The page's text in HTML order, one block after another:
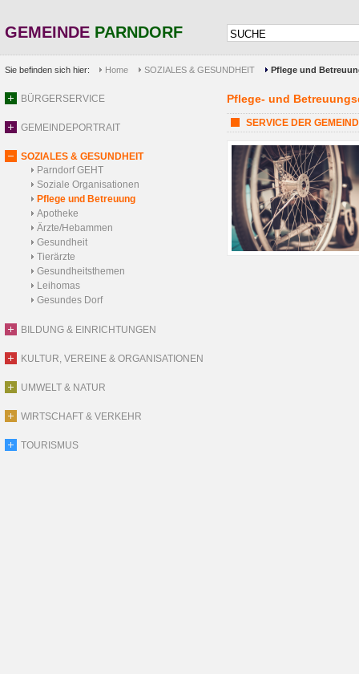
GEMEINDE PARNDORF
Sie befinden sich hier: Home SOZIALES & GESUNDHEIT Pflege und
BÜRGERSERVICE
GEMEINDEPORTRAIT
SOZIALES & GESUNDHEIT
Parndorf GEHT
Soziale Organisationen
Pflege und Betreuung
Apotheke
Ärzte/Hebammen
Gesundheit
Tierärzte
Gesundheitsthemen
Leihomas
Gesundes Dorf
BILDUNG & EINRICHTUNGEN
KULTUR, VEREINE & ORGANISATIONEN
UMWELT & NATUR
WIRTSCHAFT & VERKEHR
TOURISMUS
Pflege- und
SERVICE DER